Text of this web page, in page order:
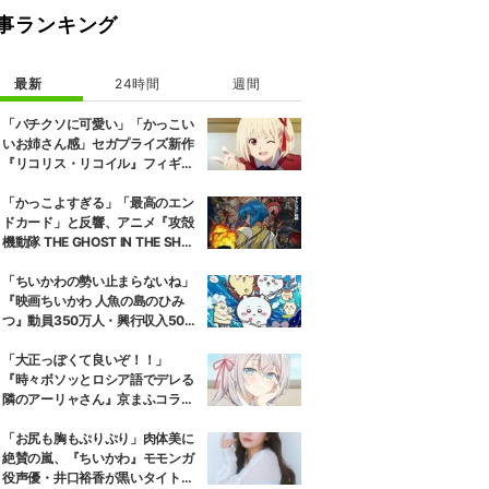
ランキング
最新 24時間 週間
「バチクソに可愛い」「かっこい
いお姉さん感」セガプライズ新作
『リコリス・リコイル』フィギュ
「かっこよすぎる」「最高のエン
ドカード」と反響、アニメ『攻殻
機動隊 THE GHOST IN THE SHEL
「ちいかわの勢い止まらないね」
『映画ちいかわ 人魚の島のひみ
つ』動員350万人・興行収入50億
「大正っぽくて良いぞ！！」
『時々ボソッとロシア語でデレる
隣のアーリャさん』京まふコラボ
「お尻も胸もぷりぷり」肉体美に
絶賛の嵐、『ちいかわ』モモンガ
役声優・井口裕香が黒いタイトウ